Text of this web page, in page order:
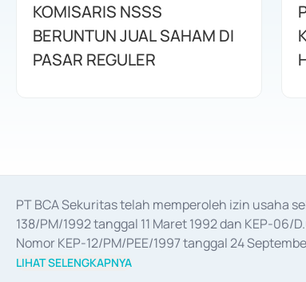
KOMISARIS NSSS
BERUNTUN JUAL SAHAM DI
PASAR REGULER
PT BCA Sekuritas telah memperoleh izin usaha
138/PM/1992 tanggal 11 Maret 1992 dan KEP-
Nomor KEP-12/PM/PEE/1997 tanggal 24
merger, akuisisi, divestasi, dan
LIHAT SELENGKAPNYA